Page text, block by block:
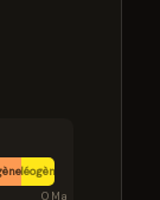
Néogène
0 Ma